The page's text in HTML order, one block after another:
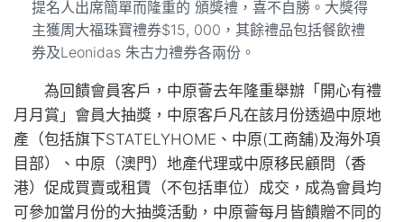
提名人出席簡單而隆重的 頒獎禮，喜不自勝。大獎得
主獲周大福珠寶禮券$15, 000，其餘禮品包括餐飲禮
券及Leonidas 朱古力禮券各兩份。
為回饋會員客戶，中原薈去年隆重舉辦「開心有禮
月月賞」會員大抽獎，中原客戶凡在該月份透過中原地
產（包括旗下STATELYHOME、中原(工商舖)及海外項
目部）、中原（澳門）地產代理或中原移民顧問（香
港）促成買賣或租賃（不包括車位）成交，成為會員均
可參加當月份的大抽獎活動，中原薈每月皆饋贈不同的